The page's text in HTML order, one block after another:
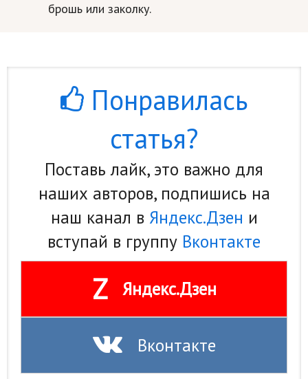
брошь или заколку.
Понравилась
статья?
Поставь лайк, это важно для
наших авторов, подпишись на
наш канал в Яндекс.Дзен и
вступай в группу Вконтакте
Z Яндекс.Дзен
Вконтакте